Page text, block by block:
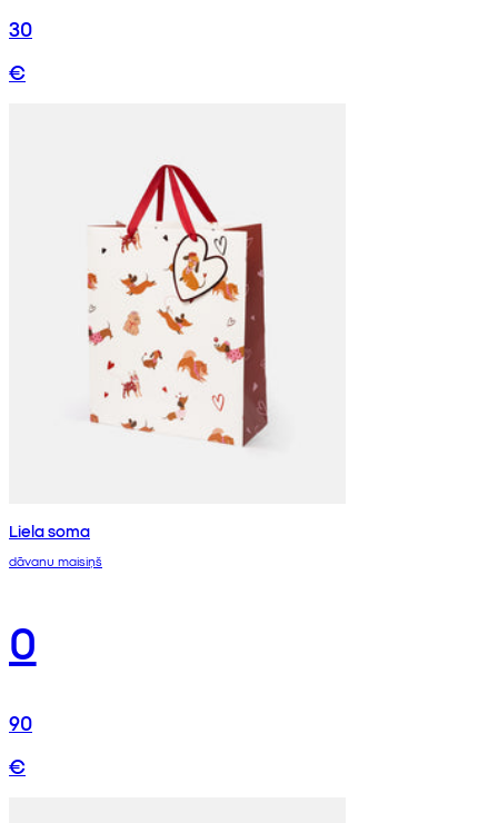
30
€
Liela soma
dāvanu maisiņš
0
90
€